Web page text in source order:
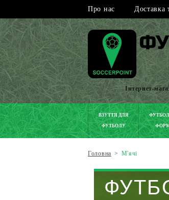
Про нас Доставка
Інтернет-
ВЗУТТЯ ДЛЯ
ФУТБОЛУ
Головна > М'ячі